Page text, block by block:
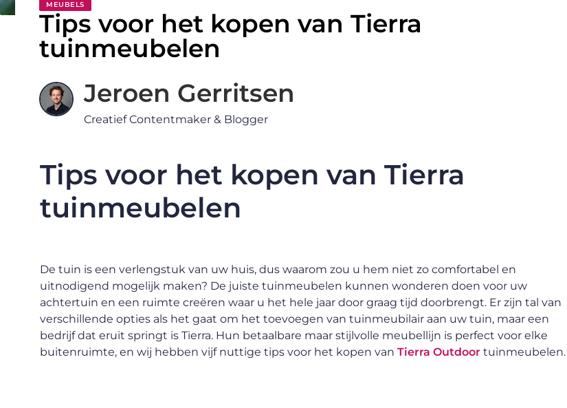
MEUBELS
Tips voor het kopen van Tierra
tuinmeubelen
Jeroen Gerritsen
Creatief Contentmaker & Blogger
Tips voor het kopen van Tierra
tuinmeubelen
De tuin is een verlengstuk van uw huis, dus waarom zou u hem niet zo comfortabel en
uitnodigend mogelijk maken? De juiste tuinmeubelen kunnen wonderen doen voor uw
achtertuin en een ruimte creëren waar u het hele jaar door graag tijd doorbrengt. Er zijn tal van
verschillende opties als het gaat om het toevoegen van tuinmeubilair aan uw tuin, maar een
bedrijf dat eruit springt is Tierra. Hun betaalbare maar stijlvolle meubellijn is perfect voor elke
buitenruimte, en wij hebben vijf nuttige tips voor het kopen van Tierra Outdoor tuinmeubelen.